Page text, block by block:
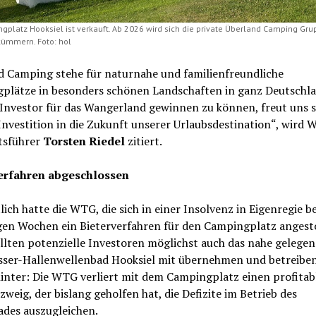
Hooksiel ist verkauft. Ab 2026 wird sich die private Überland Camping
Foto: hol
Camping stehe für naturnahe und familienfreundliche
in besonders schönen Landschaften in ganz
für das Wangerland gewinnen zu können, freut uns
in die Zukunft unserer Urlaubsdestination“, wird
Torsten Riedel zitiert.
abgeschlossen
hatte die WTG, die sich in einer Insolvenz in Eigenregie
Wochen ein Bieterverfahren für den Campingplatz
potenzielle Investoren möglichst auch das nahe
Hallenwellenbad Hooksiel mit übernehmen und
Die WTG verliert mit dem Campingplatz einen
der bislang geholfen hat, die Defizite im Betrieb des
auszugleichen.